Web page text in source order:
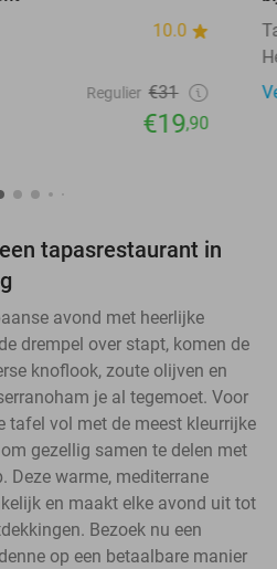
10.0
Regulier €31
€19,90
tapasrestaurant in
avond met heerlijke
drempel over stapt, komen de
knoflook, zoute olijven en
je al tegemoet. Voor
tafel vol met de meest kleurrijke
gezellig samen te delen met
Deze warme, mediterrane
en maakt elke avond uit tot
Bezoek nu een
op een betaalbare manier